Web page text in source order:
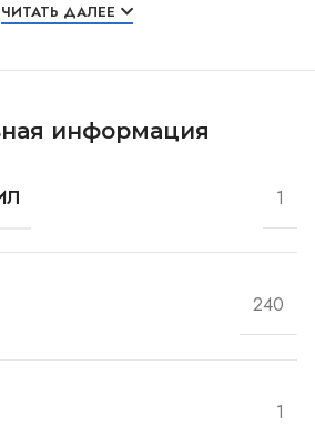
ЧИТАТЬ ДАЛЕЕ
информация
1
240
1